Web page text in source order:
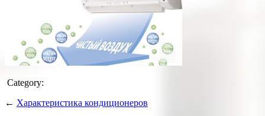
Category:
← Характеристика кондиционеров